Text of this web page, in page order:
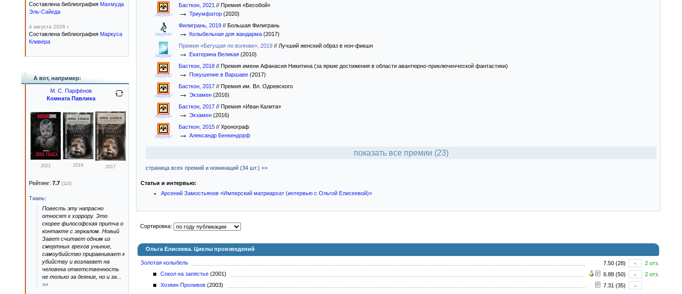
лауреат
Басткон, 2021 // Премия «Бесобой»
→ Триумфатор (2020)
лауреат
Филигрань, 2019 // Большая Филигрань
→ Колыбельная для жандарма (2017)
лауреат
Премия «Бегущая по волнам», 2019 // Лучший женский образ в нон-фикшн
→ Екатерина Великая (2010)
лауреат
Басткон, 2018 // Премия имени Афанасия Никитина (за яркие достижения в области авантюрно-приключенческой фантастики)
→ Покушение в Варшаве (2017)
лауреат
Басткон, 2017 // Премия им. Вл. Одоевского
→ Экзамен (2016)
лауреат
Басткон, 2017 // Премия «Иван Калита»
→ Экзамен (2016)
лауреат
Басткон, 2015 // Хронограф
→ Александр Бенкендорф
показать все премии (23)
страница всех премий и номинаций (34 шт.) >>
Статьи и интервью:
Арсений Замостьянов «Имперский матриархат (интервью с Ольгой Елисеевой)»
Сортировка:
Ольга Елисеева. Циклы произведений
Золотая колыбель 7.50 (28) -
2 отз.
Сокол на запястье (2001) 6.88 (50) -
2 отз.
Хозяин Проливов (2003) 7.31 (35) -
Составлена библиография Махмуда
Эль-Сайеда
4 августа 2026 г.
Составлена библиография Маркуса
Кливера
А вот, например:
М. С. Парфёнов
Комната Павлика
2022 2019 2017
Рейтинг: 7.7 (114)
Тиань:
Повесть эту напрасно
относят к хоррору. Это
скорее философская притча о
контакте с зеркалом. Новый
Завет считает одним из
смертных грехов уныние,
самоубийство приравнивает к
убийству и возлагает на
человека ответственность
не только за деяние, но и за
>>